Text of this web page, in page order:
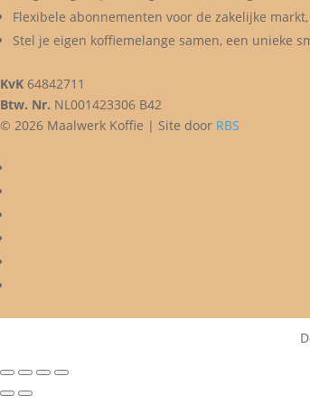
Flexibele abonnementen voor de zakelijke
Stel je eigen koffiemelange samen, een unieke
KvK 64842711
Btw. Nr. NL001423306 B42
© 2026 Maalwerk Koffie | Site door RBS